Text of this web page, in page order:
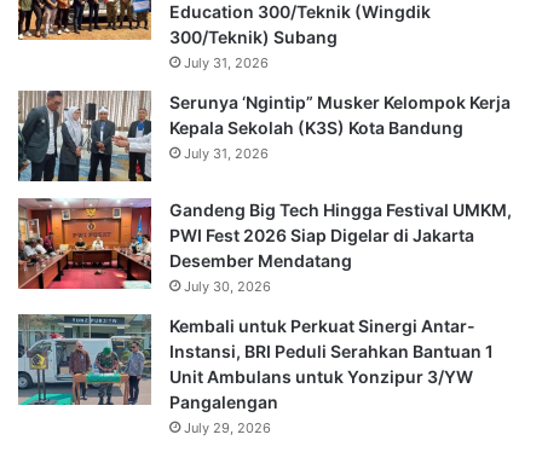
Education 300/Teknik (Wingdik
300/Teknik) Subang
July 31, 2026
Serunya ‘Ngintip” Musker Kelompok Kerja
Kepala Sekolah (K3S) Kota Bandung
July 31, 2026
Gandeng Big Tech Hingga Festival UMKM,
PWI Fest 2026 Siap Digelar di Jakarta
Desember Mendatang
July 30, 2026
Kembali untuk Perkuat Sinergi Antar-
Instansi, BRI Peduli Serahkan Bantuan 1
Unit Ambulans untuk Yonzipur 3/YW
Pangalengan
July 29, 2026